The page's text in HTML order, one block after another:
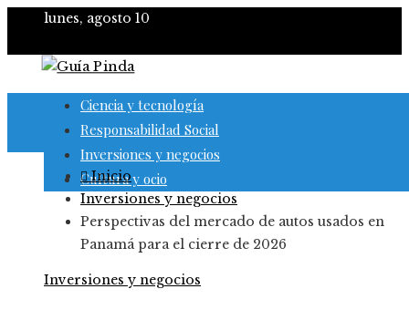
lunes, agosto 10
Ciencia y tecnología
Responsabilidad Social
Inversiones y negocios
Cultura y ocio
Inicio
Inversiones y negocios
Perspectivas del mercado de autos usados en
Panamá para el cierre de 2026
Inversiones y negocios